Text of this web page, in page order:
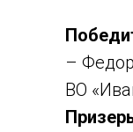
–
ВО